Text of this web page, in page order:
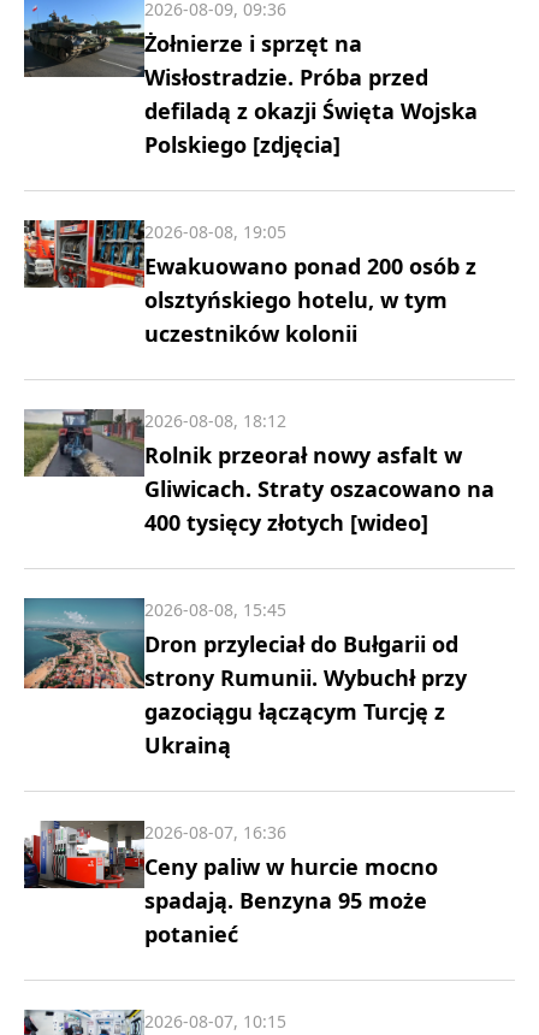
Żołnierze i sprzęt na
Wisłostradzie. Próba przed
defiladą z okazji Święta Wojska
Polskiego [zdjęcia]
2026-08-09, 09:36
Ewakuowano ponad 200 osób z
olsztyńskiego hotelu, w tym
uczestników kolonii
2026-08-08, 19:05
Rolnik przeorał nowy asfalt w
Gliwicach. Straty oszacowano na
400 tysięcy złotych [wideo]
2026-08-08, 18:12
Dron przyleciał do Bułgarii od
strony Rumunii. Wybuchł przy
gazociągu łączącym Turcję z
Ukrainą
2026-08-08, 15:45
Ceny paliw w hurcie mocno
spadają. Benzyna 95 może
potanieć
2026-08-07, 16:36
2026-08-07, 10:15